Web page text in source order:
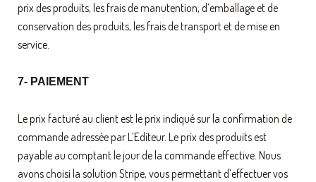
prix des produits, les frais de manutention, d’emballage et de
conservation des produits, les frais de transport et de mise en
service.
7- PAIEMENT
Le prix facturé au client est le prix indiqué sur la confirmation de
commande adressée par L’Editeur. Le prix des produits est
payable au comptant le jour de la commande effective. Nous
avons choisi la solution Stripe, vous permettant d’effectuer vos